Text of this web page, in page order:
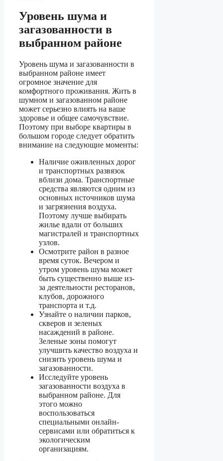
Уровень шума и
загазованности в
выбранном районе
Уровень шума и загазованности в
выбранном районе имеет
огромное значение для
комфортного проживания. Жить в
шумном и загазованном районе
может серьезно влиять на ваше
здоровье и общее самочувствие.
Поэтому при выборе квартиры в
большом городе следует обратить
внимание на следующие моменты:
Наличие оживленных дорог
и транспортных развязок
вблизи дома. Транспортные
средства являются одним из
основных источников шума
и загрязнения воздуха.
Поэтому лучше выбирать
жилье вдали от больших
магистралей и транспортных
узлов.
Осмотрите район в разное
время суток. Вечером и
утром уровень шума может
быть существенно выше из-
за деятельности ресторанов,
клубов, дорожного
транспорта и т.д.
Узнайте о наличии парков,
скверов и зеленых
насаждений в районе.
Зеленые зоны помогут
улучшить качество воздуха и
снизить уровень шума и
загазованности.
Исследуйте уровень
загазованности воздуха в
выбранном районе. Для
этого можно
воспользоваться
специальными онлайн-
сервисами или обратиться к
экологическим
организациям.